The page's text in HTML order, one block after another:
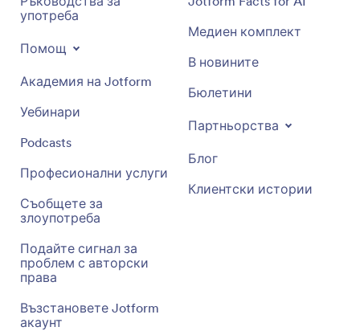
употреба
Помощ
Академия на Jotform
Уебинари
Podcasts
Професионални услуги
Съобщете за
злоупотреба
Подайте сигнал за
проблем с авторски
права
Възстановете Jotform
акаунт
Медиен комплект
В новините
Бюлетини
Партньорства
Блог
Клиентски истории